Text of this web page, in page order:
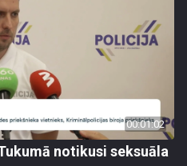
00:01:02
notikusi seksuāla